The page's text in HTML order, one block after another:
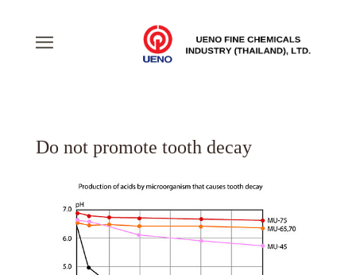
Do not promote tooth decay